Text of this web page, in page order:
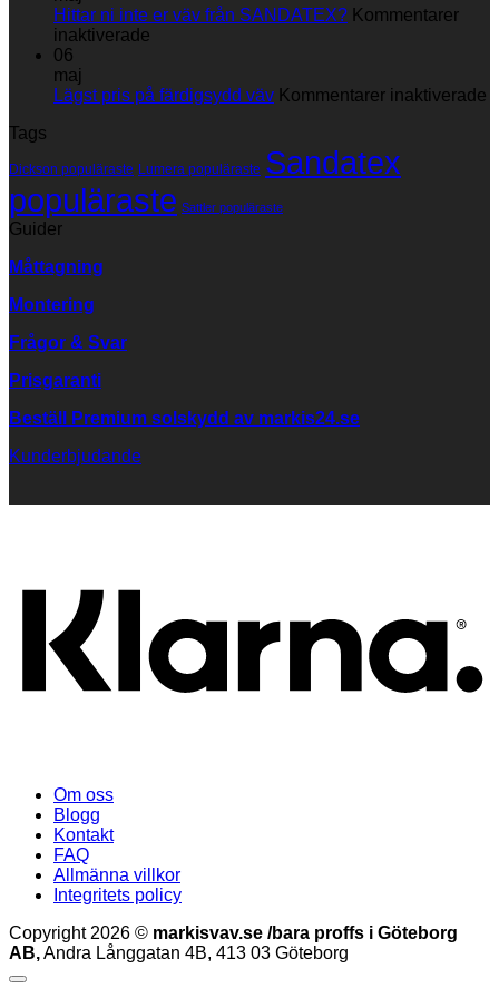
markisväv
Hittar ni inte er väv från SANDATEX? Kommentarer
inaktiverade
inte
SANDATEX?
06
maj
Lägst pris på färdigsydd väv Kommentarer inaktiverade
Tags
Dickson populäraste Lumera populäraste Sandatex
populäraste Sattler populäraste
Guider
Måttagning
Montering
Frågor & Svar
Prisgaranti
Beställ Premium solskydd av markis24.se
Kunderbjudande
Om oss
Blogg
Kontakt
FAQ
Allmänna villkor
Integritets policy
Copyright 2026 © markisvav.se /bara proffs i Göteborg
AB,Andra Långgatan 4B, 413 03 Göteborg